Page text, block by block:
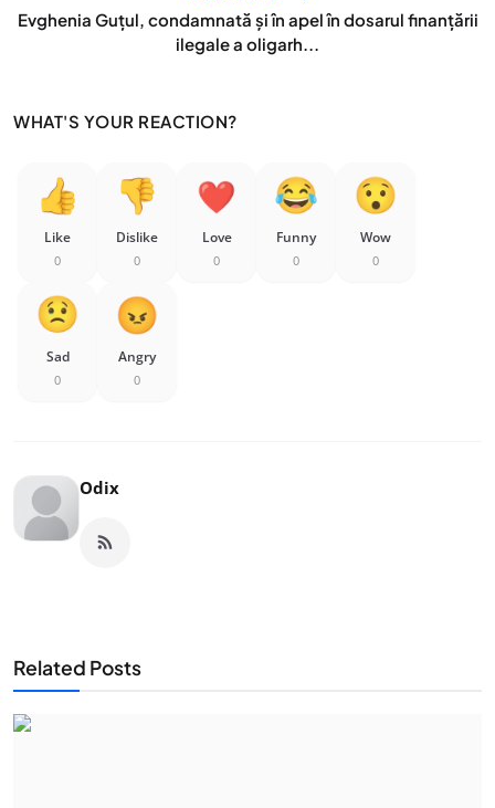
Evghenia Guțul, condamnată și în apel în dosarul finanțării
ilegale a oligarh...
WHAT'S YOUR REACTION?
Like
0
Dislike
0
Love
0
Funny
0
Wow
0
Sad
0
Angry
0
Odix
Related Posts